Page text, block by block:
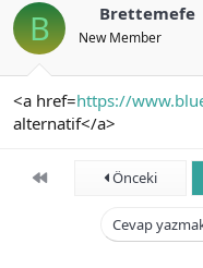
B Brettemefe
New Member
<a href=https://
alternatif</a>
First Önceki
Cevap